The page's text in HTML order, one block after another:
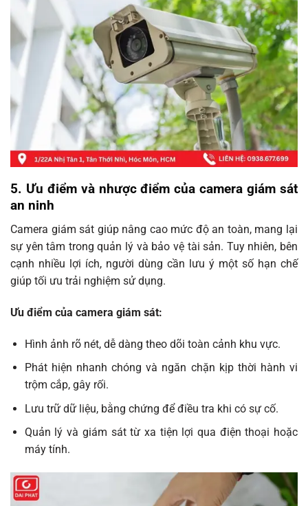
5. Ưu điểm và nhược điểm của camera giám sát
an ninh
Camera giám sát giúp nâng cao mức độ an toàn, mang lại
sự yên tâm trong quản lý và bảo vệ tài sản. Tuy nhiên, bên
cạnh nhiều lợi ích, người dùng cần lưu ý một số hạn chế
giúp tối ưu trải nghiệm sử dụng.
Ưu điểm của camera giám sát:
Hình ảnh rõ nét, dễ dàng theo dõi toàn cảnh khu vực.
Phát hiện nhanh chóng và ngăn chặn kịp thời hành vi
trộm cắp, gây rối.
Lưu trữ dữ liệu, bằng chứng để điều tra khi có sự cố.
Quản lý và giám sát từ xa tiện lợi qua điện thoại hoặc
máy tính.